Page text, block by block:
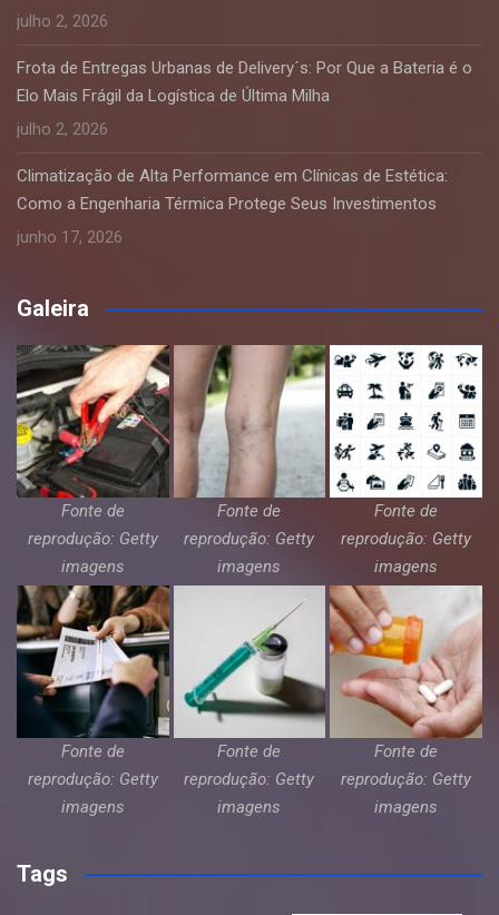
julho 2, 2026
Frota de Entregas Urbanas de Delivery´s: Por Que a Bateria é o
Elo Mais Frágil da Logística de Última Milha
julho 2, 2026
Climatização de Alta Performance em Clínicas de Estética:
Como a Engenharia Térmica Protege Seus Investimentos
junho 17, 2026
Galeira
Fonte de
reprodução: Getty
imagens
Fonte de
reprodução: Getty
imagens
Fonte de
reprodução: Getty
imagens
Fonte de
reprodução: Getty
imagens
Fonte de
reprodução: Getty
imagens
Fonte de
reprodução: Getty
imagens
Tags